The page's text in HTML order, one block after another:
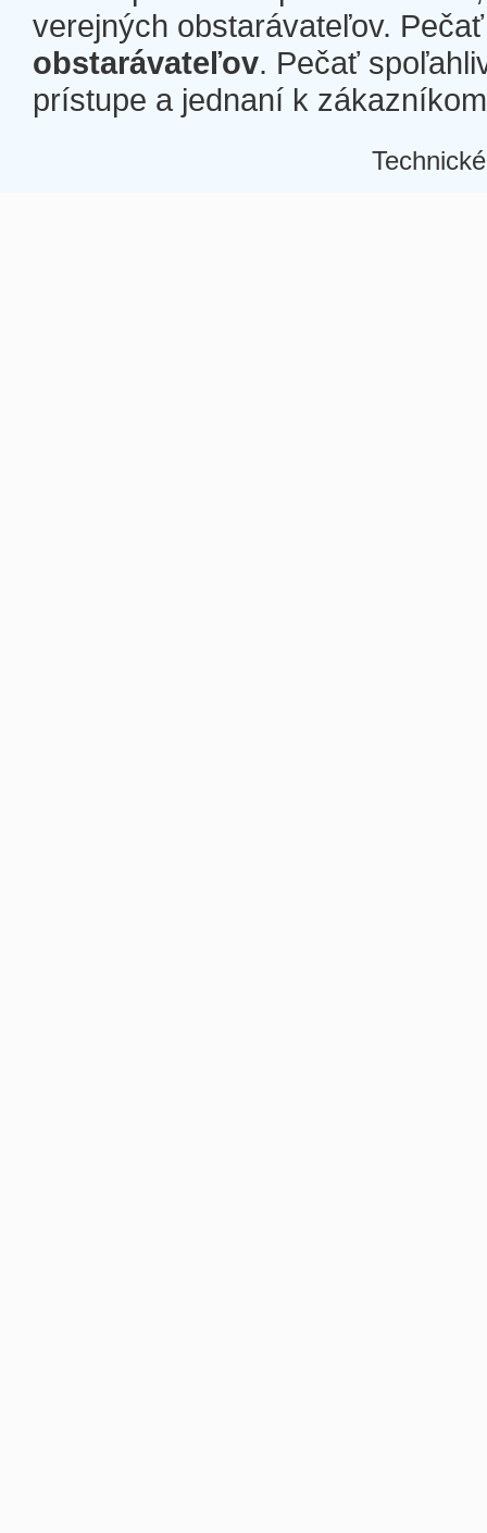
verejných obstarávateľov.
obstarávateľov. Pečať
prístupe a jednaní k